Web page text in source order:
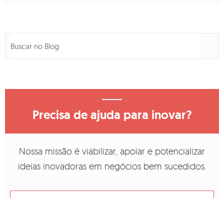
Precisa de ajuda para inovar?
Nossa missão é viabilizar, apoiar e potencializar
ideias inovadoras em negócios bem sucedidos.